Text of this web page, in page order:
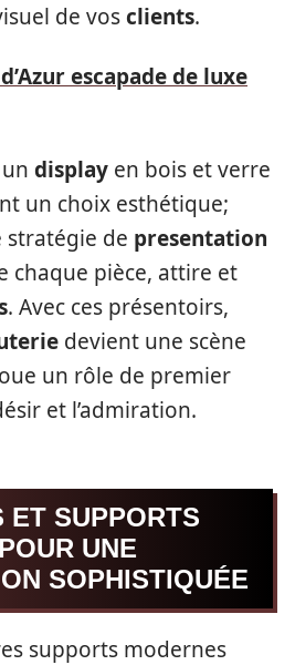
de vosclients.
escapade de luxe
display en bois et verre
un choix esthétique;
stratégie de presentation
chaque pièce, attire et
. Avec ces présentoirs,
devient une scène
un rôle de premier
et l’admiration.
ET SUPPORTS
UNE
SOPHISTIQUÉE
supports modernes